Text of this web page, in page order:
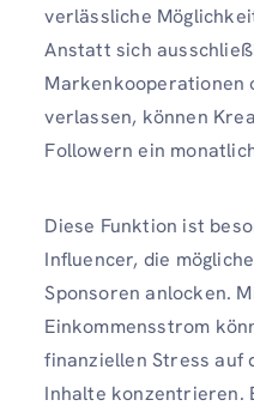
verlässliche
Anstatt sich
Markenkooperationen
verlassen, können
Followern ein
Diese Funktion ist
Influencer, die
Sponsoren anlocken.
Einkommensstrom
finanziellen Stress auf
Inhalte konzentrieren.